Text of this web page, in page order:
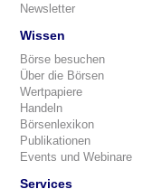
Newsletter
Wissen
Börse besuchen
Über die Börsen
Wertpapiere
Handeln
Börsenlexikon
Publikationen
Events und Webinare
Services